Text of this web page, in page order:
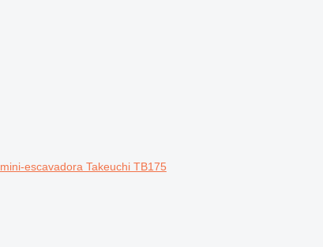
mini-escavadora Takeuchi TB175